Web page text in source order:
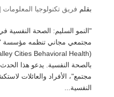
بقلم فريق تكنولوجيا المعلومات |
"النمو السليم: الصحة النفسية
مجتمعي مجاني تنظمه مؤسسة
بالصحة النفسية. يدعو هذا
مجتمع"، الأفراد والعائلات
النفسية...